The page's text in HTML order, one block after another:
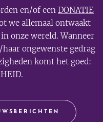
en/of een DONATIE
we allemaal ontwaakt
onze wereld. Wanneer
ongewenste gedrag
komt het goed: